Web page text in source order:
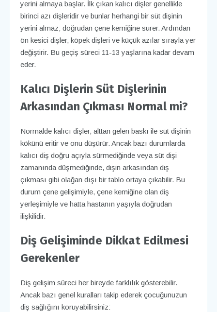
yerini almaya başlar. İlk çıkan kalıcı dişler genellikle
birinci azı dişleridir ve bunlar herhangi bir süt dişinin
yerini almaz; doğrudan çene kemiğine sürer. Ardından
ön kesici dişler, köpek dişleri ve küçük azılar sırayla yer
değiştirir. Bu geçiş süreci 11-13 yaşlarına kadar devam
eder.
Kalıcı Dişlerin Süt Dişlerinin
Arkasından Çıkması Normal mi?
Normalde kalıcı dişler, alttan gelen baskı ile süt dişinin
kökünü eritir ve onu düşürür. Ancak bazı durumlarda
kalıcı diş doğru açıyla sürmediğinde veya süt dişi
zamanında düşmediğinde, dişin arkasından diş
çıkması gibi olağan dışı bir tablo ortaya çıkabilir. Bu
durum çene gelişimiyle, çene kemiğine olan diş
yerleşimiyle ve hatta hastanın yaşıyla doğrudan
ilişkilidir.
Diş Gelişiminde Dikkat Edilmesi
Gerekenler
Diş gelişim süreci her bireyde farklılık gösterebilir.
Ancak bazı genel kuralları takip ederek çocuğunuzun
diş sağlığını koruyabilirsiniz: